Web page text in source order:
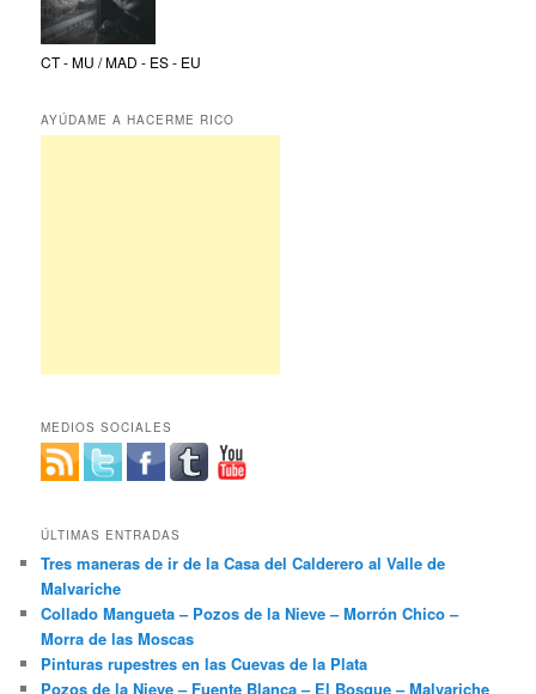
CT - MU / MAD - ES - EU
AYÚDAME A HACERME RICO
MEDIOS SOCIALES
ÚLTIMAS ENTRADAS
Tres maneras de ir de la Casa del Calderero al Valle de
Malvariche
Collado Mangueta – Pozos de la Nieve – Morrón Chico –
Morra de las Moscas
Pinturas rupestres en las Cuevas de la Plata
Pozos de la Nieve – Fuente Blanca – El Bosque – Malvariche